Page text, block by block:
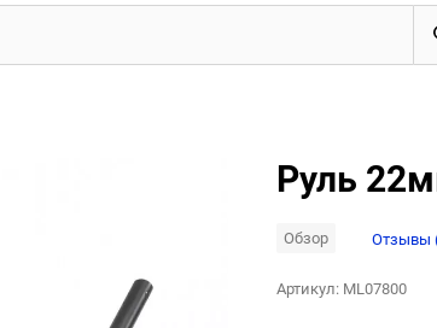
Руль
Обзор Отзывы
Артикул: ML07800